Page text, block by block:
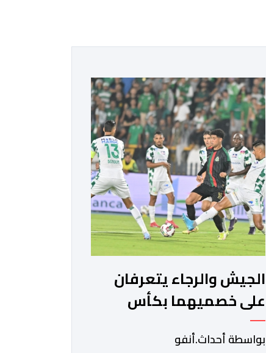
الجيش والرجاء يتعرفان
على خصميهما بكأس
الكاف
بواسطة أحداث.أنفو